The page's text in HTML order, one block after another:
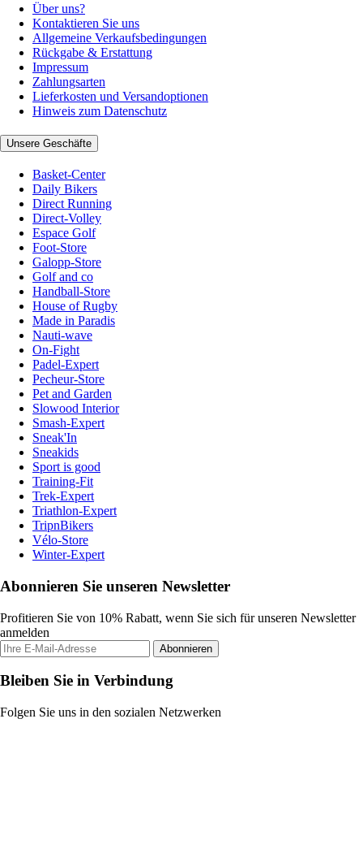
Über uns?
Kontaktieren Sie uns
Allgemeine Verkaufsbedingungen
Rückgabe & Erstattung
Impressum
Zahlungsarten
Lieferkosten und Versandoptionen
Hinweis zum Datenschutz
Unsere Geschäfte
Basket-Center
Daily Bikers
Direct Running
Direct-Volley
Espace Golf
Foot-Store
Galopp-Store
Golf and co
Handball-Store
House of Rugby
Made in Paradis
Nauti-wave
On-Fight
Padel-Expert
Pecheur-Store
Pet and Garden
Slowood Interior
Smash-Expert
Sneak'In
Sneakids
Sport is good
Training-Fit
Trek-Expert
Triathlon-Expert
TripnBikers
Vélo-Store
Winter-Expert
Abonnieren Sie unseren Newsletter
Profitieren Sie von 10% Rabatt, wenn Sie sich für unseren Newsletter
anmelden
Abonnieren
Bleiben Sie in Verbindung
Folgen Sie uns in den sozialen Netzwerken